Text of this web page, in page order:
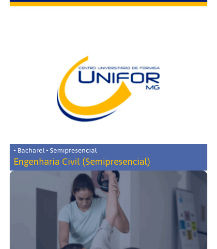
• Bacharel • Semipresencial
Engenharia Civil (Semipresencial)